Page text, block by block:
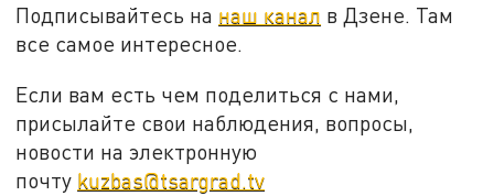
Подписывайтесь на наш канал в Дзене. Там
все самое интересное.
Если вам есть чем поделиться с нами,
присылайте свои наблюдения, вопросы,
новости на электронную
почту kuzbas@tsargrad.tv